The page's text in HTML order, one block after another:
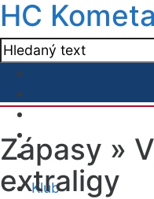
HC
Klub
Zápasy »
extraligy